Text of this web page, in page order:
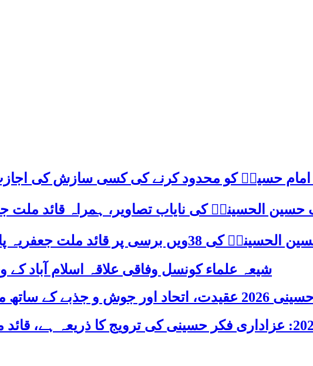
امام حسینؑ کو محدود کرنے کی کسی سازش کی
حسین الحسینیؒ کی نایاب تصاویر، ہمراہ قائد ملت
پاکستان علامہ ساجد علی نقوی کا اہم پیغام
شیعہ علماء کونسل وفاقی علاقہ اسلام
جلوسوں میں شریک